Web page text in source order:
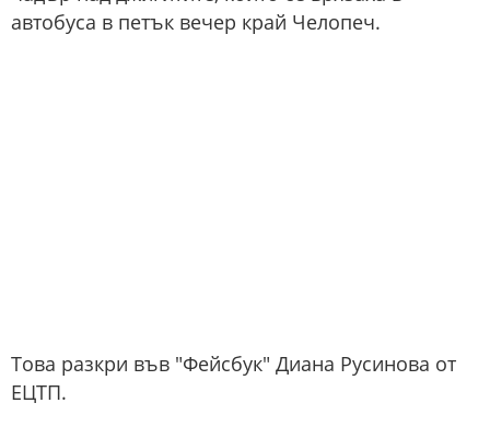
автобуса в петък вечер край Челопеч.
Това разкри във "Фейсбук" Диана Русинова от
ЕЦТП.